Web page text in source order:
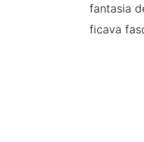
fantasia
ficava